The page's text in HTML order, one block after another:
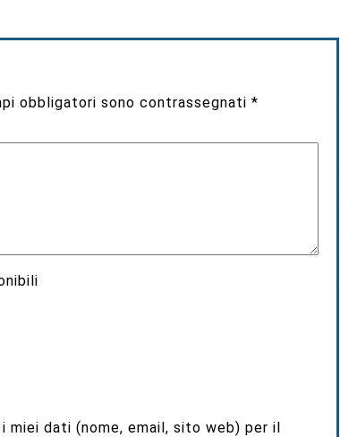
obbligatori sono contrassegnati*
miei dati (nome, email, sito web) per il